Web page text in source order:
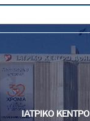
ΙΑΤΡΙΚΟ ΚΕΝΤΡΟ